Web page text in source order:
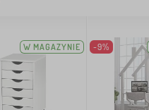
W MAGAZYNIE -9%